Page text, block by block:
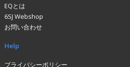
EQとは
6SJ Webshop
お問い合わせ
Help
プライバシーポリシー